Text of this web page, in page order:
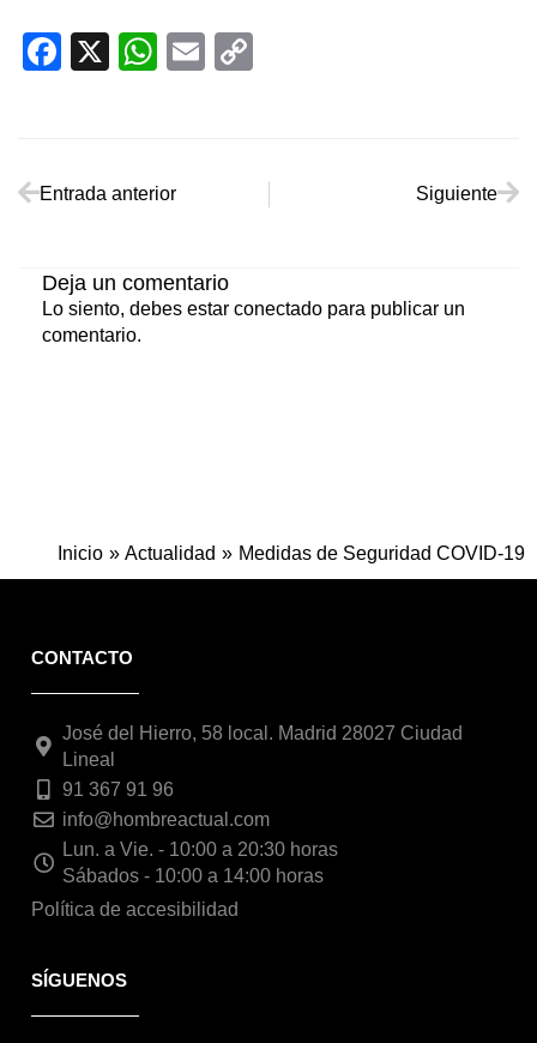
Facebook
X WhatsApp
Email
AntEntrada anterior Siguiente
Deja un comentario
Lo siento, debes estar conectado para publicar un
comentario.
Inicio Actualidad Medidas de Seguridad COVID-19
CONTACTO
José del Hierro, 58 local. Madrid 28027 Ciudad
Lineal
91 367 91 96
info@hombreactual.com
Lun. a Vie. - 10:00 a 20:30 horas
Sábados - 10:00 a 14:00 horas
Política de accesibilidad
SÍGUENOS